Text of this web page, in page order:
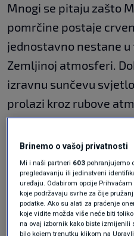
Mnogi se pitaju zašto
pomrčine postaje
jednostavno nestane u
Zemljinoj atmosferi.
izravnu sunčevu
prolazi kroz rubove
objašnjenjima
atmosfera djeluje kao
sunčevu svjetlost i
Preostala svjetlost,
narančastih tonova,
Mjesecu i obasjava ga,
Brinemo o vašoj privatnosti
Mi i naši partneri 603 pohranjujemo
pregledavanju ili jedinstveni
uređaju. Odabirom opcije
koje podržavaju svrhe za čije
podatke. Ako su alati za praćenje
koje vidite možda više neće biti
na ovaj izbornik kako biste izmijenili
bilo kojem trenutku klikom na